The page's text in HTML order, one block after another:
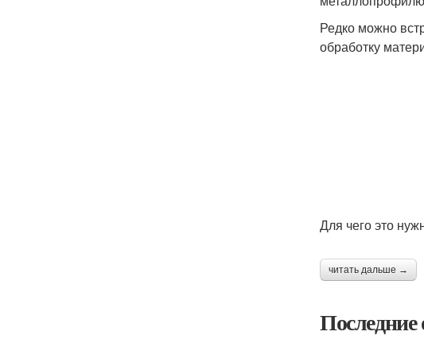
Редко можно
обработку
Для чего это
читать дальше →
Последние